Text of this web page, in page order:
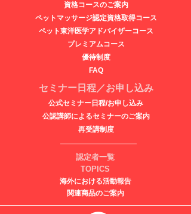
資格コースのご案内
ペットマッサージ認定資格取得コース
ペット東洋医学アドバイザーコース
​プレミアムコース
優待制度
FAQ
セミナー日程／お申し込み
公式セミナー日程/お申し込み
公認講師によるセミナーのご案内
再受講制度
認定者一覧
TOPICS
海外における活動報告
関連商品のご案内